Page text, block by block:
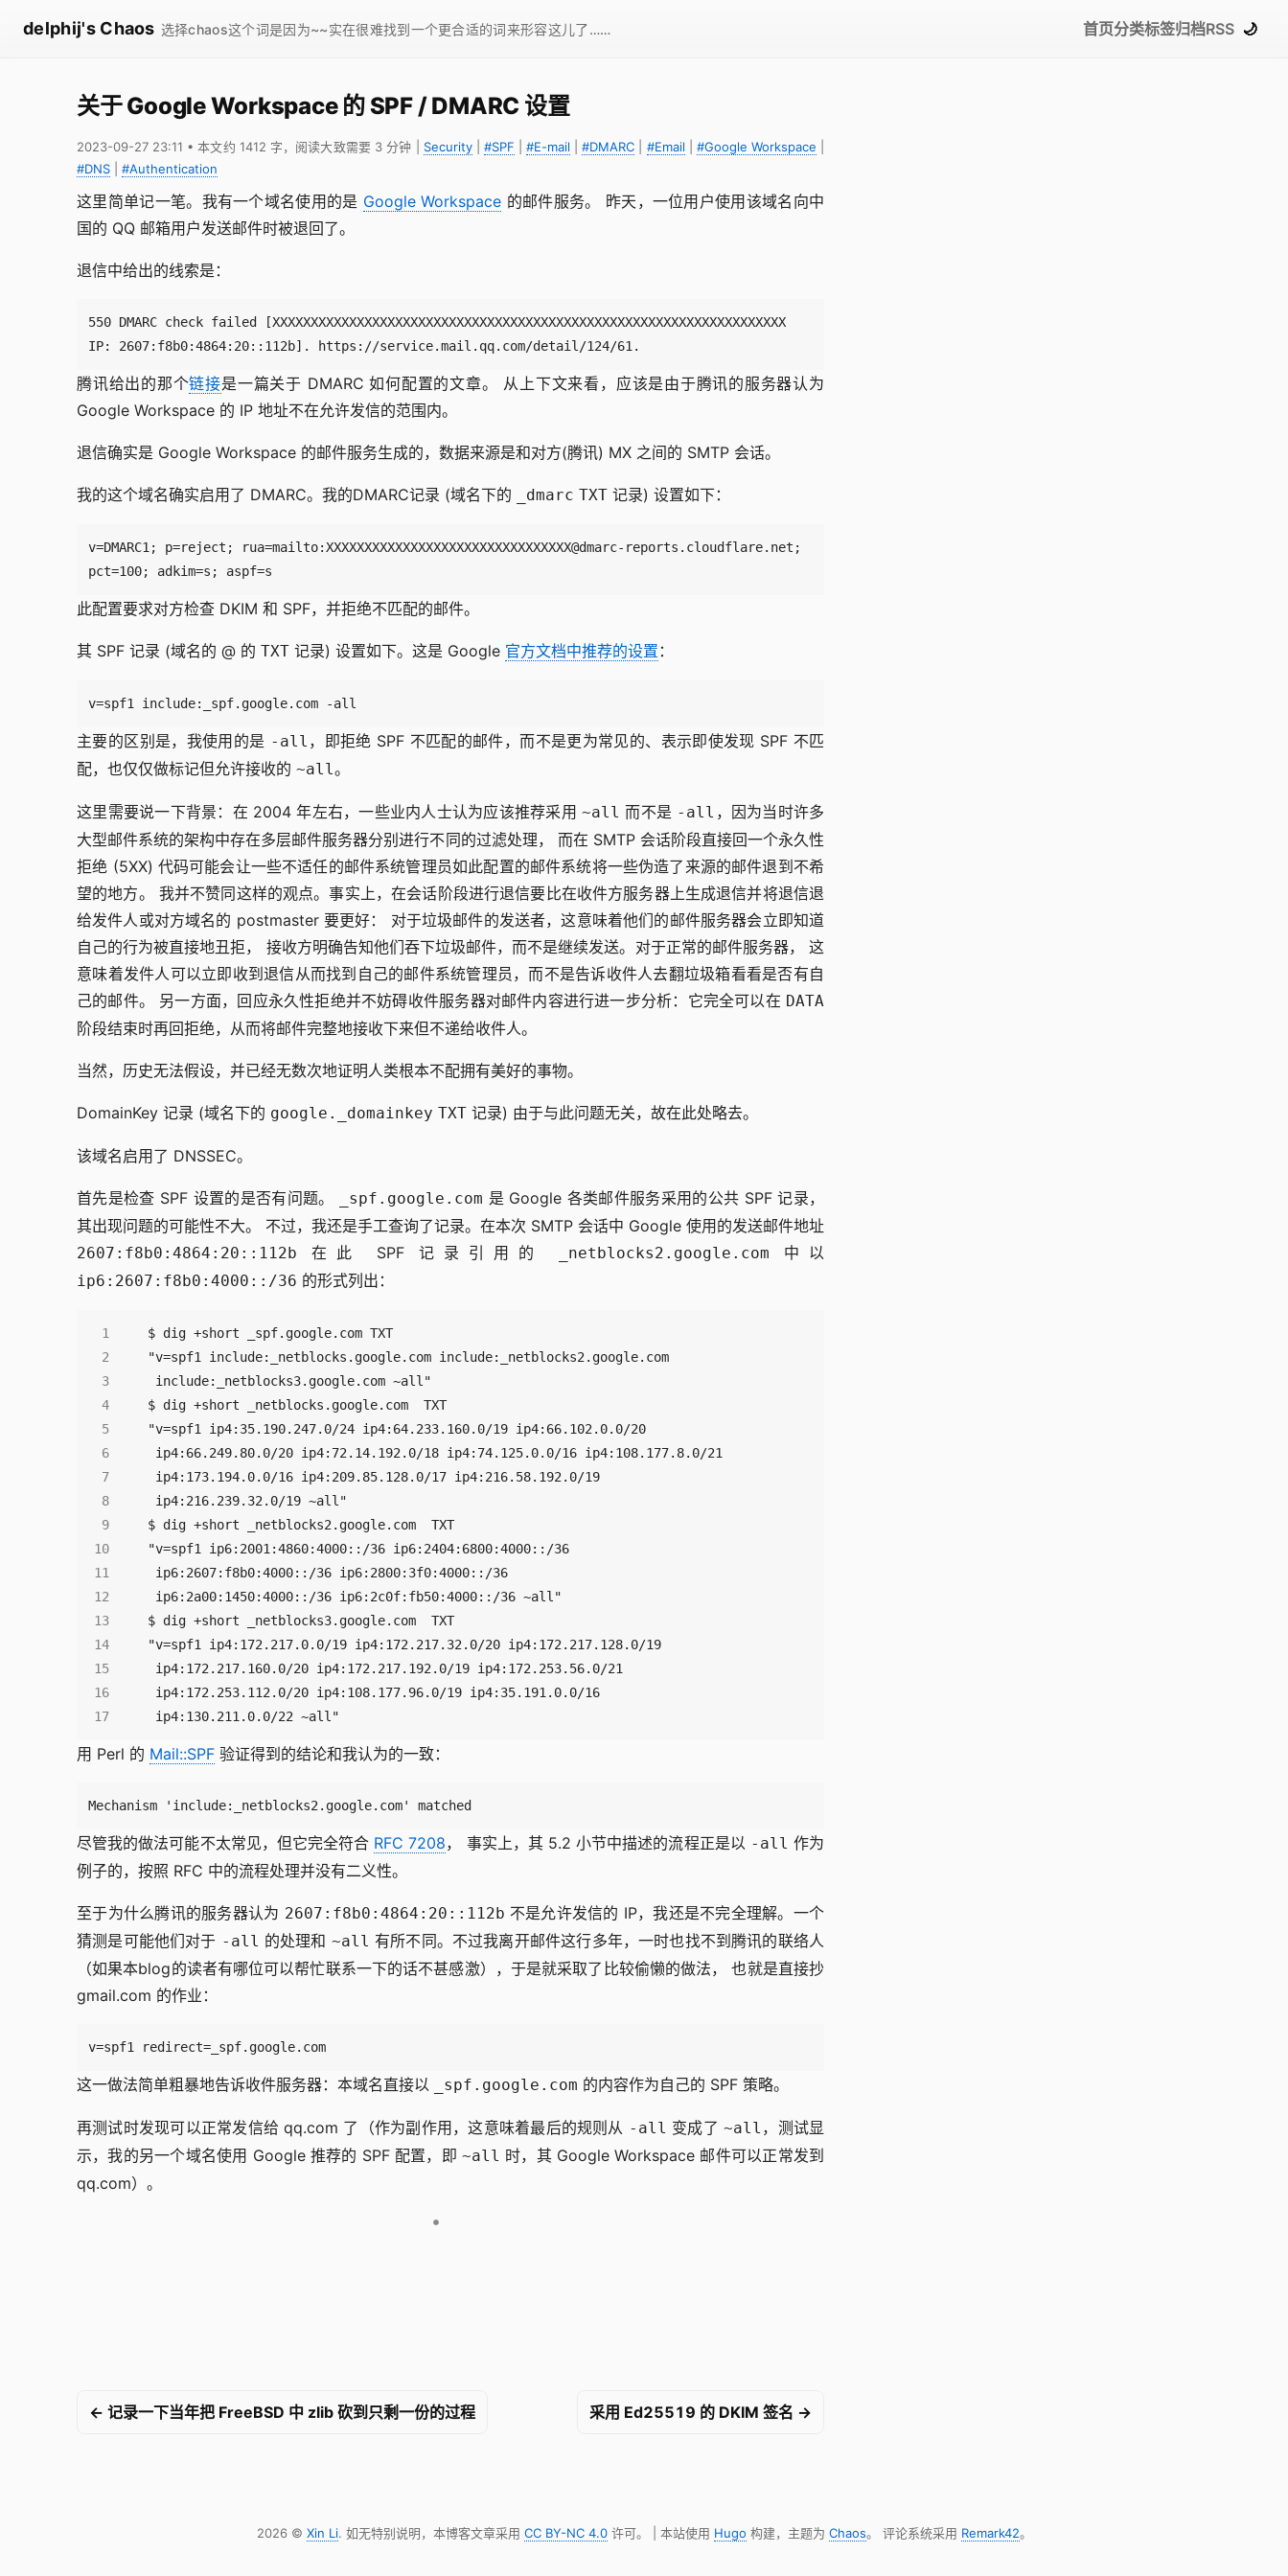
delphij's Chaos 选择chaos这个词是因为~~实在很难找到一个更合适的词来形容这儿了…… 首页分类标签归档RSS 🌙
关于 Google Workspace 的 SPF / DMARC 设置
2023-09-27 23:11 • 本文约 1412 字，阅读大致需要 3 分钟 Security| #SPF |#E-mail |#DMARC #Email #Google Workspace
#DNS
#Authentication
这里简单记一笔。我有一个域名使用的是 Google Workspace 的邮件服务。 昨天，一位用户使用该域名向中
国的 QQ 邮箱用户发送邮件时被退回了。
退信中给出的线索是：
IP: 2607:f8b0:4864:20::112b]. https://service.mail.qq.com/detail/124/61.
腾讯给出的那个链接是一篇关于 DMARC 如何配置的文章。 从上下文来看，应该是由于腾讯的服务器认为
Google Workspace 的 IP 地址不在允许发信的范围内。
退信确实是 Google Workspace 的邮件服务生成的，数据来源是和对方(腾讯) MX 之间的 SMTP 会话。
我的这个域名确实启用了 DMARC。我的DMARC记录 (域名下的 _dmarc TXT 记录) 设置如下：
pct=100; adkim=s; aspf=s
此配置要求对方检查 DKIM 和 SPF，并拒绝不匹配的邮件。
其 SPF 记录 (域名的 @ 的 TXT 记录) 设置如下。这是 Google 官方文档中推荐的设置 ：
v=spf1 include:_spf.google.com -all
主要的区别是，我使用的是 -all ，即拒绝 SPF 不匹配的邮件，而不是更为常见的、表示即使发现 SPF 不匹
配，也仅仅做标记但允许接收的 ~all。
这里需要说一下背景：在 2004 年左右，一些业内人士认为应该推荐采用 ~all 而不是 -all ，因为当时许多
大型邮件系统的架构中存在多层邮件服务器分别进行不同的过滤处理， 而在 SMTP 会话阶段直接回一个永久性
拒绝 (5XX) 代码可能会让一些不适任的邮件系统管理员如此配置的邮件系统将一些伪造了来源的邮件退到不希
望的地方。 我并不赞同这样的观点。事实上，在会话阶段进行退信要比在收件方服务器上生成退信并将退信退
给发件人或对方域名的 postmaster 要更好： 对于垃圾邮件的发送者，这意味着他们的邮件服务器会立即知道
自己的行为被直接地丑拒， 接收方明确告知他们吞下垃圾邮件，而不是继续发送。对于正常的邮件服务器， 这
意味着发件人可以立即收到退信从而找到自己的邮件系统管理员，而不是告诉收件人去翻垃圾箱看看是否有自
己的邮件。 另一方面，回应永久性拒绝并不妨碍收件服务器对邮件内容进行进一步分析：它完全可以在 DATA
阶段结束时再回拒绝，从而将邮件完整地接收下来但不递给收件人。
当然，历史无法假设，并已经无数次地证明人类根本不配拥有美好的事物。
DomainKey 记录 (域名下的 google._domainkey TXT 记录) 由于与此问题无关，故在此处略去。
该域名启用了 DNSSEC。
首先是检查 SPF 设置的是否有问题。 _spf.google.com 是 Google 各类邮件服务采用的公共 SPF 记录，
其出现问题的可能性不大。 不过，我还是手工查询了记录。在本次 SMTP 会话中 Google 使用的发送邮件地址
2607:f8b0:4864:20::112b 在此 SPF 记录引用的 _netblocks2.google.com 中以
ip6:2607:f8b0:4000::/36 的形式列出：
3
4
5
6
7
8
9
10
13
14
15
16
17
ip4:130.211.0.0/22 ~all"
用 Perl 的 Mail::SPF 验证得到的结论和我认为的一致：
Mechanism 'include:_netblocks2.google.com' matched
尽管我的做法可能不太常见，但它完全符合 RFC 7208， 事实上，其 5.2 小节中描述的流程正是以 -all 作为
例子的，按照 RFC 中的流程处理并没有二义性。
至于为什么腾讯的服务器认为 2607:f8b0:4864:20::112b 不是允许发信的 IP，我还是不完全理解。一个
猜测是可能他们对于 -all 的处理和 ~all 有所不同。不过我离开邮件这行多年，一时也找不到腾讯的联络人
（如果本blog的读者有哪位可以帮忙联系一下的话不甚感激），于是就采取了比较偷懒的做法， 也就是直接抄
gmail.com 的作业：
v=spf1 redirect=_spf.google.com
这一做法简单粗暴地告诉收件服务器：本域名直接以 _spf.google.com 的内容作为自己的 SPF 策略。
再测试时发现可以正常发信给 qq.com 了（作为副作用，这意味着最后的规则从 -all 变成了~all ，测试显
示，我的另一个域名使用 Google 推荐的 SPF 配置，即 ~all 时，其 Google Workspace 邮件可以正常发到
qq.com）。
← 记录一下当年把 FreeBSD 中 zlib 砍到只剩一份的过程 采用 Ed25519 的 DKIM 签名 →
2026 © Xin Li. 如无特别说明，本博客文章采用 CC BY-NC 4.0许可。 | 本站使用 Hugo 构建，主题为 Chaos。 评论系统采用 Remark42。